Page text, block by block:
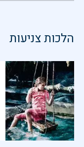
הלכות צניעות